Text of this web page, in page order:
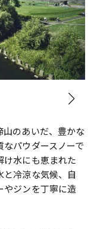
山のあいだ、豊かな
パウダースノーで
け水にも恵まれた
と冷涼な気候、自
やジンを丁寧に造